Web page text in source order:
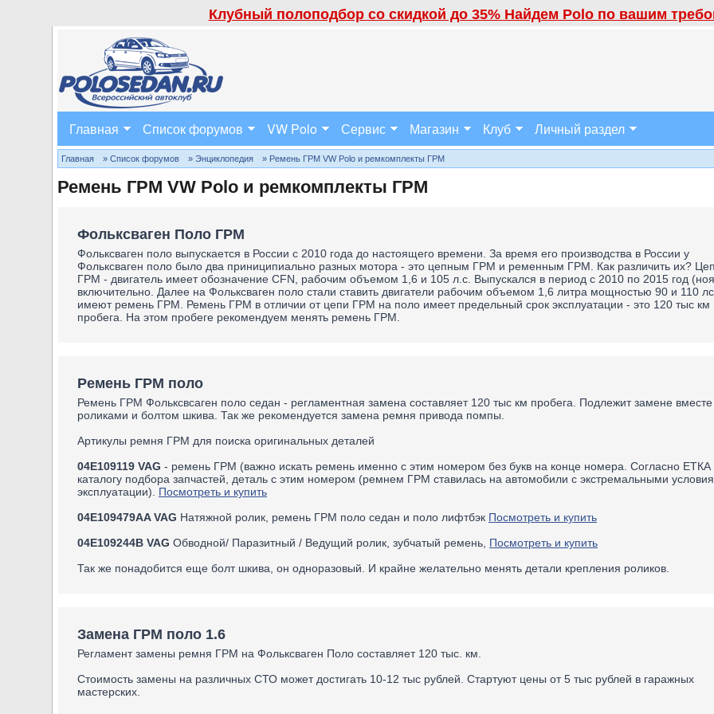
Клубный полоподбор со скидкой до 35% Найдем Polo по вашим
Главная Список форумов VW Polo Сервис Магазин Клуб Личный раздел
Главная » Список форумов » Энциклопедия » Ремень ГРМ VW Polo и ремкомплекты ГРМ
Ремень ГРМ VW Polo и ремкомплекты ГРМ
Фольксваген Поло ГРМ
Фольксваген поло выпускается в России с 2010 года до настоящего времени. За время его производства в России у
Фольксваген поло было два приниципиально разных мотора - это цепным ГРМ и ременным ГРМ. Как различить их?
ГРМ - двигатель имеет обозначение CFN, рабочим объемом 1,6 и 105 л.с. Выпускался в период с 2010 по 2015 год
включительно. Далее на Фольксваген поло стали ставить двигатели рабочим объемом 1,6 литра мощностью 90 и 110
имеют ремень ГРМ. Ремень ГРМ в отличии от цепи ГРМ на поло имеет предельный срок эксплуатации - это 120 тыс км
пробега. На этом пробеге рекомендуем менять ремень ГРМ.
Ремень ГРМ поло
Ремень ГРМ Фольксвсаген поло седан - регламентная замена составляет 120 тыс км пробега. Подлежит замене вместе
роликами и болтом шкива. Так же рекомендуется замена ремня привода помпы.
Артикулы ремня ГРМ для поиска оригинальных деталей
04E109119 VAG - ремень ГРМ (важно искать ремень именно с этим номером без букв на конце номера. Согласно ЕТКА
каталогу подбора запчастей, деталь с этим номером (ремнем ГРМ ставилась на автомобили с экстремальными
эксплуатации). Посмотреть и купить
04E109479AA VAG Натяжной ролик, ремень ГРМ поло седан и поло лифтбэк Посмотреть и купить
04E109244B VAG Обводной/ Паразитный / Ведущий ролик, зубчатый ремень, Посмотреть и купить
Так же понадобится еще болт шкива, он одноразовый. И крайне желательно менять детали крепления роликов.
Замена ГРМ поло 1.6
Регламент замены ремня ГРМ на Фольксваген Поло составляет 120 тыс. км.
Стоимость замены на различных СТО может достигать 10-12 тыс рублей. Стартуют цены от 5 тыс рублей в гаражных
мастерских.